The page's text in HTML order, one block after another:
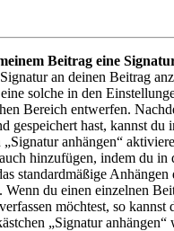
Beitrag eine
an deinen Beitrag
solche in den
Bereich entwerfen.
gespeichert hast, kannst du
„Signatur anhängen“
hinzufügen, indem du in
standardmäßige Anhängen
Wenn du einen einzelnen
möchtest, so kannst
„Signatur anhängen“